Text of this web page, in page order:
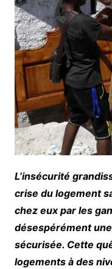
L’insécurité
crise du logement
chez eux par les
désespérément
sécurisée. Cette
logements à des